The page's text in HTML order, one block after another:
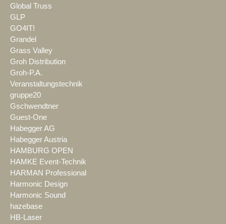
Global Truss
GLP
GO4IT!
Grandel
Grass Valley
Groh Distribution
Groh-P.A.
Veranstaltungstechnik
gruppe20
Gschwendtner
Guest-One
Habegger AG
Habegger Austria
HAMBURG OPEN
HAMKE Event-Technik
HARMAN Professional
Harmonic Design
Harmonic Sound
hazebase
HB-Laser